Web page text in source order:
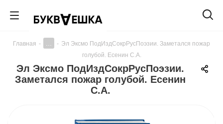
Главная - - Эл Эксмо ПодИздСокрРусПоэзии. Заметался пожар
голубой. Есенин С.А.
Эл Эксмо ПодИздСокрРусПоэзии.
Заметался пожар голубой. Есенин
С.А.